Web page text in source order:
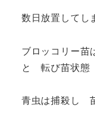
数日放置して
ブロッコリー苗
と 転び苗状態
青虫は捕殺し